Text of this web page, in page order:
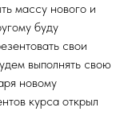
массу нового и
буду
свои
выполнять свою
новому
курса открыл